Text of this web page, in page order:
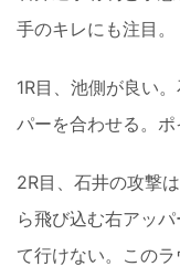
手のキレにも注目。
1R目、池側が良い
パーを合わせる。ポ
2R目、石井の攻撃
ら飛び込む右アッ
て行けない。このラ